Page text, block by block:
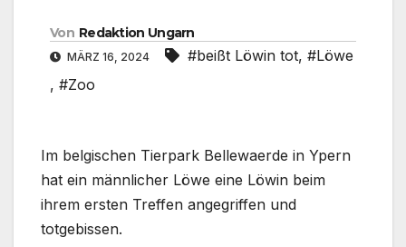
Von Redaktion Ungarn
MÄRZ 16, 2024 #beißt Löwin tot, #Löwe
, #Zoo
Im belgischen Tierpark Bellewaerde in Ypern
hat ein männlicher Löwe eine Löwin beim
ihrem ersten Treffen angegriffen und
totgebissen.